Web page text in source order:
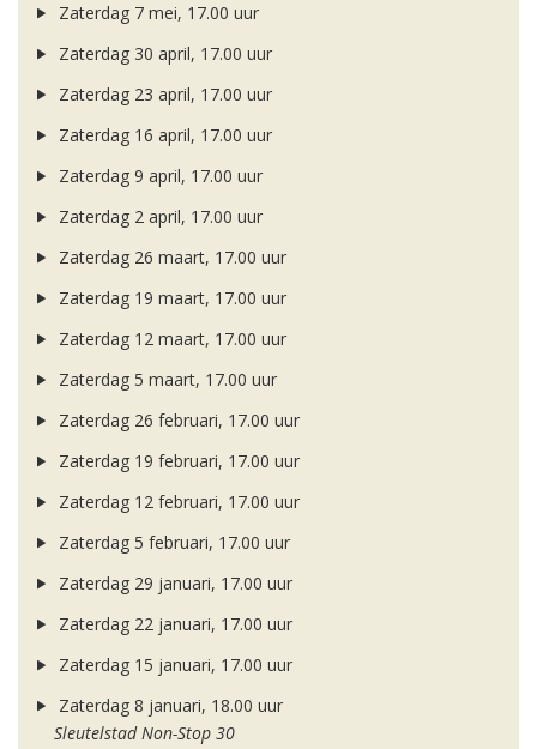
Zaterdag 7 mei, 17.00 uur
Zaterdag 30 april, 17.00 uur
Zaterdag 23 april, 17.00 uur
Zaterdag 16 april, 17.00 uur
Zaterdag 9 april, 17.00 uur
Zaterdag 2 april, 17.00 uur
Zaterdag 26 maart, 17.00 uur
Zaterdag 19 maart, 17.00 uur
Zaterdag 12 maart, 17.00 uur
Zaterdag 5 maart, 17.00 uur
Zaterdag 26 februari, 17.00 uur
Zaterdag 19 februari, 17.00 uur
Zaterdag 12 februari, 17.00 uur
Zaterdag 5 februari, 17.00 uur
Zaterdag 29 januari, 17.00 uur
Zaterdag 22 januari, 17.00 uur
Zaterdag 15 januari, 17.00 uur
Zaterdag 8 januari, 18.00 uur
Sleutelstad Non-Stop 30